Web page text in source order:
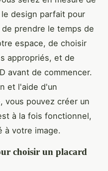
design parfait pour
prendre le temps de
espace, de choisir
appropriés, et de
avant de commencer.
et l'aide d'un
vous pouvez créer un
à la fois fonctionnel,
à votre image.
choisir un placard